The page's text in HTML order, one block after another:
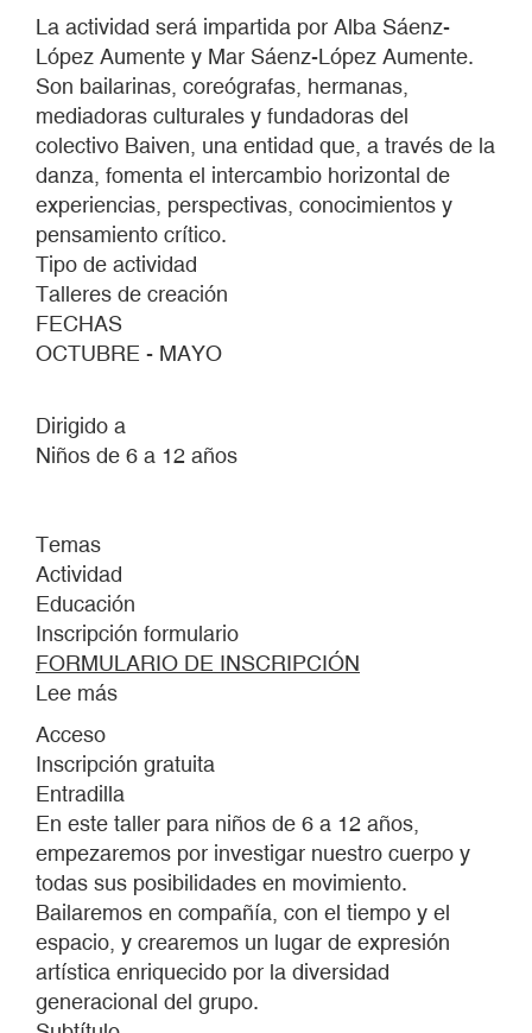
La actividad será impartida por Alba Sáenz-
López Aumente y Mar Sáenz-López Aumente.
Son bailarinas, coreógrafas, hermanas,
mediadoras culturales y fundadoras del
colectivo Baiven, una entidad que, a través de la
danza, fomenta el intercambio horizontal de
experiencias, perspectivas, conocimientos y
pensamiento crítico.
Tipo de actividad
Talleres de creación
FECHAS
OCTUBRE - MAYO
Dirigido a
Niños de 6 a 12 años
Temas
Actividad
Educación
Inscripción formulario
FORMULARIO DE INSCRIPCIÓN
Lee más
EL
BARRIO
Acceso
Inscripción gratuita
Entradilla
En este taller para niños de 6 a 12 años,
empezaremos por investigar nuestro cuerpo y
todas sus posibilidades en movimiento.
Bailaremos en compañía, con el tiempo y el
espacio, y crearemos un lugar de expresión
artística enriquecido por la diversidad
generacional del grupo.